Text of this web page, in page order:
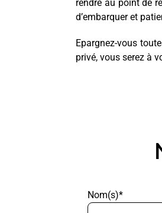
rendre au point de
d’embarquer et
Epargnez-vous
privé, vous serez à
Nom(s)*